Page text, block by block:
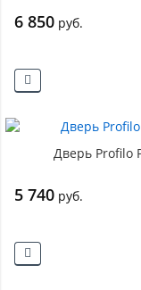
6 850 руб.
Дверь Profilo
5 740 руб.